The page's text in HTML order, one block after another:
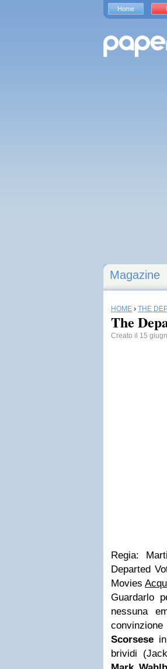
Magazine
HOME › THE
The
Creato il 15
Regia:
Departed
Movies
Guardarlo
nessuna
Scorsese
brividi
Home